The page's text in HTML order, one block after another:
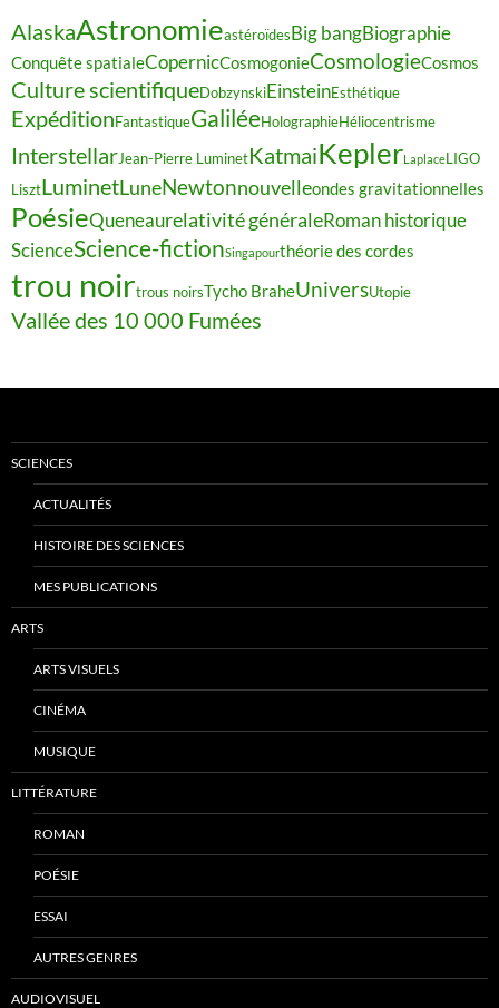
AlaskaAstronomieastéroïdesBig bangBiographie
Conquête spatialeCopernicCosmogonieCosmologieCosmos
Culture scientifiqueDobzynskiEinsteinEsthétique
ExpéditionFantastiqueGaliléeHolographieHéliocentrisme
InterstellarJean-Pierre LuminetKatmaiKeplerLaplaceLIGO
LisztLuminetLuneNewtonnouvelleondes gravitationnelles
PoésieQueneaurelativité généraleRoman historique
ScienceScience-fictionSingapourthéorie des cordes
trou noirtrous noirsTycho BraheUniversUtopie
Vallée des 10 000 Fumées
SCIENCES
ACTUALITÉS
HISTOIRE DES SCIENCES
MES PUBLICATIONS
ARTS
ARTS VISUELS
CINÉMA
MUSIQUE
LITTÉRATURE
ROMAN
POÉSIE
ESSAI
AUTRES GENRES
AUDIOVISUEL